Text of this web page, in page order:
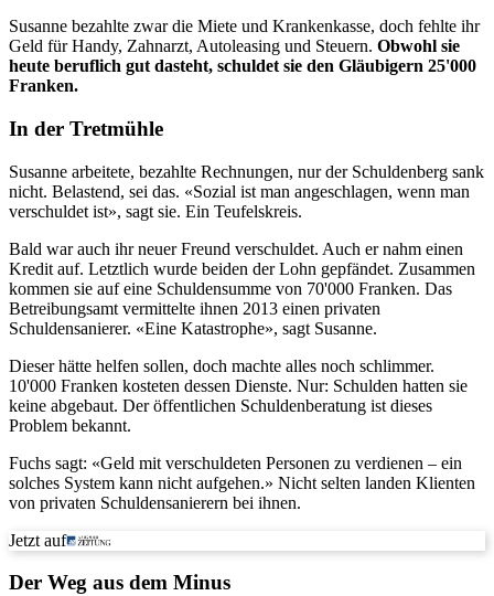
Susanne bezahlte zwar die Miete und Krankenkasse, doch fehlte ihr
Geld für Handy, Zahnarzt, Autoleasing und Steuern. Obwohl sie
heute beruflich gut dasteht, schuldet sie den Gläubigern 25'000
Franken.
In der Tretmühle
Susanne arbeitete, bezahlte Rechnungen, nur der Schuldenberg sank
nicht. Belastend, sei das. «Sozial ist man angeschlagen, wenn man
verschuldet ist», sagt sie. Ein Teufelskreis.
Bald war auch ihr neuer Freund verschuldet. Auch er nahm einen
Kredit auf. Letztlich wurde beiden der Lohn gepfändet. Zusammen
kommen sie auf eine Schuldensumme von 70'000 Franken. Das
Betreibungsamt vermittelte ihnen 2013 einen privaten
Schuldensanierer. «Eine Katastrophe», sagt Susanne.
Dieser hätte helfen sollen, doch machte alles noch schlimmer.
10'000 Franken kosteten dessen Dienste. Nur: Schulden hatten sie
keine abgebaut. Der öffentlichen Schuldenberatung ist dieses
Problem bekannt.
Fuchs sagt: «Geld mit verschuldeten Personen zu verdienen – ein
solches System kann nicht aufgehen.» Nicht selten landen Klienten
von privaten Schuldensanierern bei ihnen.
Jetzt auf
Der Weg aus dem Minus